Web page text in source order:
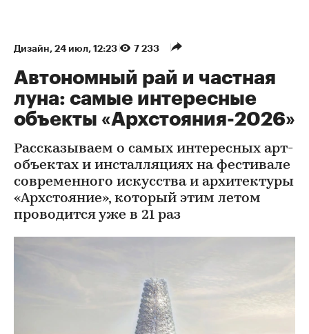
Дизайн 24 июл, 12:23 7 233
Автономный рай и частная
луна: самые интересные
объекты «Архстояния-2026»
Рассказываем о самых интересных арт-
объектах и инсталляциях на фестивале
современного искусства и архитектуры
«Архстояние», который этим летом
проводится уже в 21 раз